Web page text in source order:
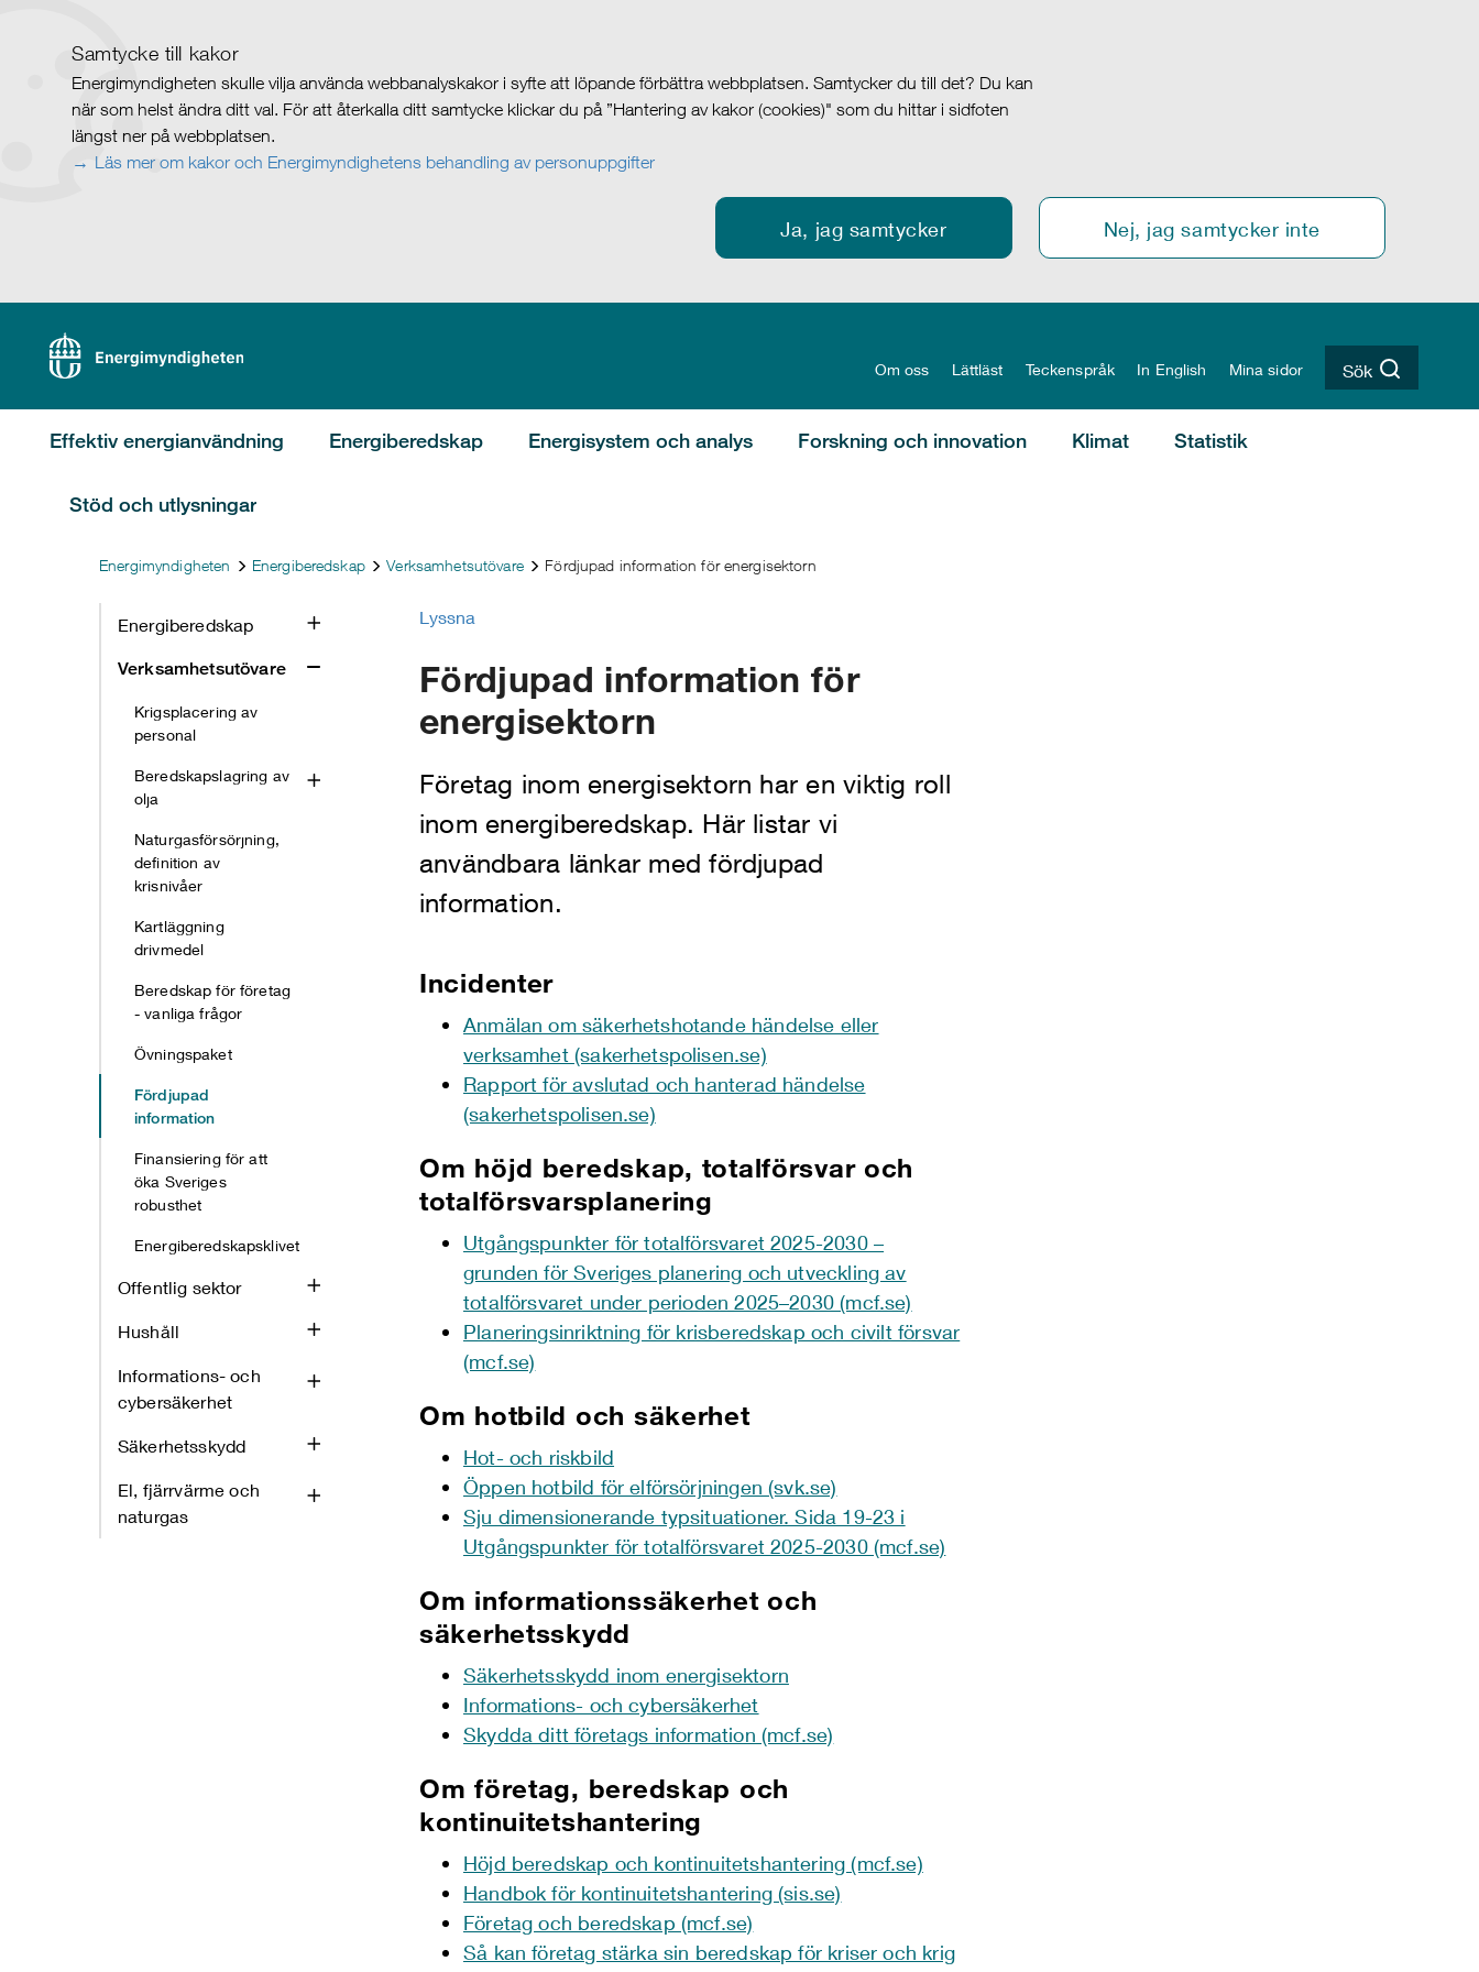
Samtycke till kakor
Energimyndigheten skulle vilja använda webbanalyskakor i syfte att löpande förbättra webbplatsen. Samtycker du till det? Du kan
när som helst ändra ditt val. För att återkalla ditt samtycke klickar du på ”Hantering av kakor (cookies)" som du hittar i sidfoten
längst ner på webbplatsen.
Läs mer om kakor och Energimyndighetens behandling av personuppgifter
Ja, jag samtycker Nej, jag samtycker inte
Om oss Lättläst Teckenspråk In English Mina sidor Sök
Effektiv energianvändning Energiberedskap Energisystem och analys Forskning och innovation Klimat Statistik
Stöd och utlysningar
Energimyndigheten Energiberedskap Verksamhetsutövare Fördjupad information för energisektorn
Energiberedskap
Verksamhetsutövare
Krigsplacering av
personal
Beredskapslagring av
olja
Naturgasförsörjning,
definition av
krisnivåer
Kartläggning
drivmedel
Beredskap för företag
- vanliga frågor
Övningspaket
Fördjupad
information
Finansiering för att
öka Sveriges
robusthet
Energiberedskapsklivet
Offentlig sektor
Hushåll
Informations- och
cybersäkerhet
Säkerhetsskydd
El, fjärrvärme och
naturgas
Lyssna
Fördjupad information för
energisektorn
Företag inom energisektorn har en viktig roll
inom energiberedskap. Här listar vi
användbara länkar med fördjupad
information.
Incidenter
Anmälan om säkerhetshotande händelse eller
verksamhet (sakerhetspolisen.se)
Rapport för avslutad och hanterad händelse
(sakerhetspolisen.se)
Om höjd beredskap, totalförsvar och
totalförsvarsplanering
Utgångspunkter för totalförsvaret 2025-2030 –
grunden för Sveriges planering och utveckling av
totalförsvaret under perioden 2025–2030 (mcf.se)
Planeringsinriktning för krisberedskap och civilt försvar
(mcf.se)
Om hotbild och säkerhet
Hot- och riskbild
Öppen hotbild för elförsörjningen (svk.se)
Sju dimensionerande typsituationer. Sida 19-23 i
Utgångspunkter för totalförsvaret 2025-2030 (mcf.se)
Om informationssäkerhet och
säkerhetsskydd
Säkerhetsskydd inom energisektorn
Informations- och cybersäkerhet
Skydda ditt företags information (mcf.se)
Om företag, beredskap och
kontinuitetshantering
Höjd beredskap och kontinuitetshantering (mcf.se)
Handbok för kontinuitetshantering (sis.se)
Företag och beredskap (mcf.se)
Så kan företag stärka sin beredskap för kriser och krig